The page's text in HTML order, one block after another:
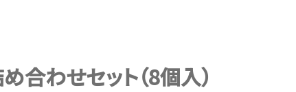
わせセット（8個入）